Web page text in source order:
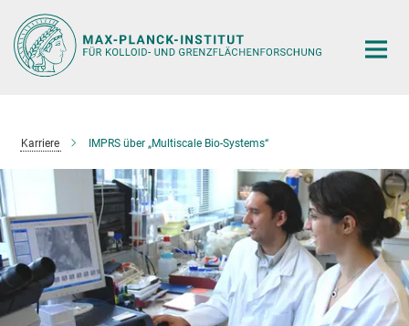
Hauptinhalt
Karriere IMPRS über „Multiscale Bio-Systems“